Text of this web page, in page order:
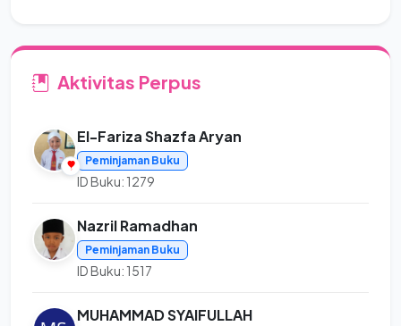
Aktivitas Perpus
El-Fariza Shazfa Aryan
Peminjaman Buku
ID Buku: 1279
Nazril Ramadhan
Peminjaman Buku
ID Buku: 1517
MUHAMMAD SYAIFULLAH